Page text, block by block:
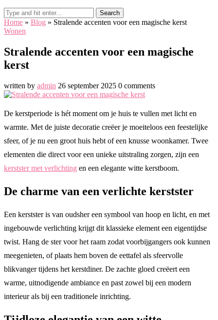
Search
Home » Blog » Stralende accenten voor een magische kerst
Wonen
Stralende accenten voor een magische
kerst
written by admin 26 september 2025 0 comments
De kerstperiode is hét moment om je huis te vullen met licht en
warmte. Met de juiste decoratie creëer je moeiteloos een feestelijke
sfeer, of je nu een groot huis hebt of een knusse woonkamer. Twee
elementen die direct voor een unieke uitstraling zorgen, zijn een
kerstster met verlichting en een elegante witte kerstboom.
De charme van een verlichte kerstster
Een kerstster is van oudsher een symbool van hoop en licht, en met
ingebouwde verlichting krijgt dit klassieke element een eigentijdse
twist. Hang de ster voor het raam zodat voorbijgangers ook kunnen
meegenieten, of plaats hem boven de eettafel als sfeervolle
blikvanger tijdens het kerstdiner. De zachte gloed creëert een
warme, uitnodigende ambiance en past zowel bij een modern
interieur als bij een traditionele inrichting.